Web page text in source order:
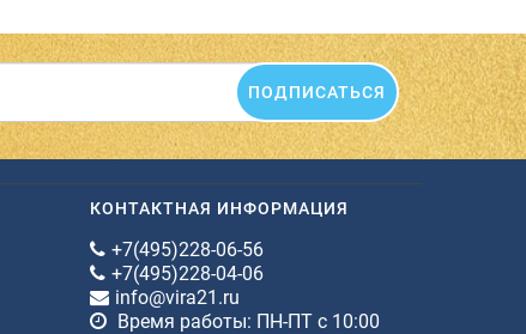
ПОДПИСАТЬСЯ
КОНТАКТНАЯ ИНФОРМАЦИЯ
+7(495)228-06-56
+7(495)228-04-06
info@vira21.ru
Время работы: ПН-ПТ с 10:00